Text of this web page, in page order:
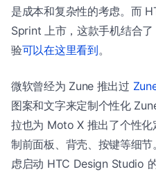
是成本和复杂性的考虑。而
Sprint 上市，这款手机结合
验可以在这里看到。
微软曾经为 Zune 推出过
图案和文字来定制个性化
拉也为 Moto X 推出了个性
制前面板、背壳、按键等细
虑启动 HTC Design Studio